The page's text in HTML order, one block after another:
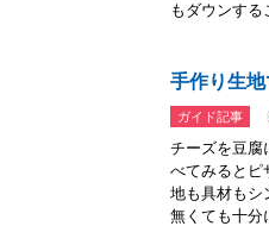
もダウンす
手作り生
ガイド記事
チーズを豆腐
べてみるとピ
地も具材もシ
無くても十分